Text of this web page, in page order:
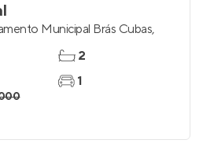
Municipal Brás Cubas,
2
1